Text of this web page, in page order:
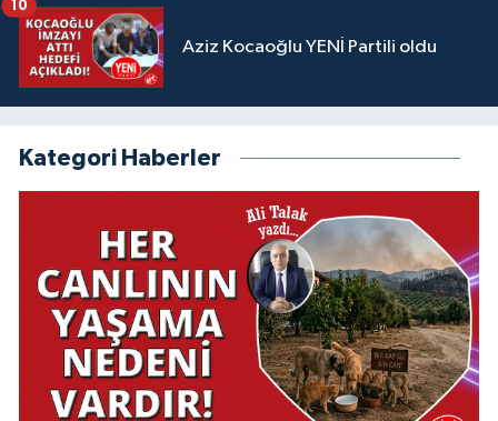
Aziz Kocaoğlu YENİ Partili oldu
10
Kategori Haberler